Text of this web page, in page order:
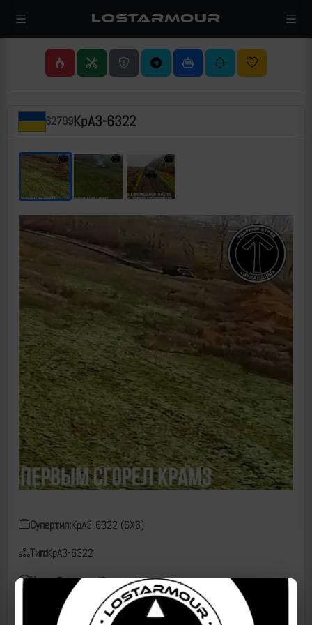
LOSTARMOUR
62799КрАЗ-6322
Супертип:КрАЗ-6322 (6X6)
Тип:КрАЗ-6322
Класс:Грузовик/Самосвал
Чем поражен:
FPV